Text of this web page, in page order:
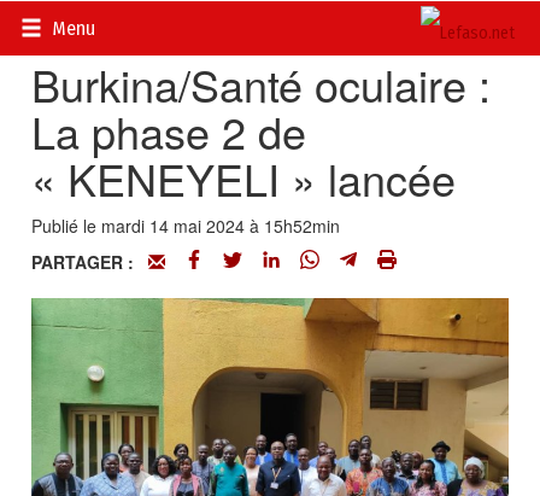
Menu
Accueil>
Burkina/Santé oculaire :
La phase 2 de
« KENEYELI » lancée
Publié le mardi 14 mai 2024 à 15h52min
PARTAGER :